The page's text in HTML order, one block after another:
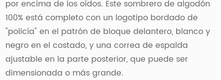
por encima de los oídos. Este sombrero de algodón
100% está completo con un logotipo bordado de
"policía" en el patrón de bloque delantero, blanco y
negro en el costado, y una correa de espalda
ajustable en la parte posterior, que puede ser
dimensionada o más grande.